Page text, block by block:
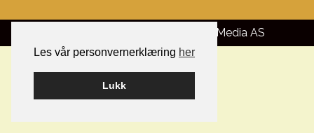
Les vår personvernerklæring her
Lukk
Smart Media AS